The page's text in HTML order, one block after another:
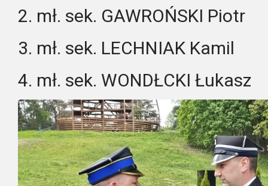
2. mł. sek. GAWROŃSKI Piotr
3. mł. sek. LECHNIAK Kamil
4. mł. sek. WONDŁCKI Łukasz